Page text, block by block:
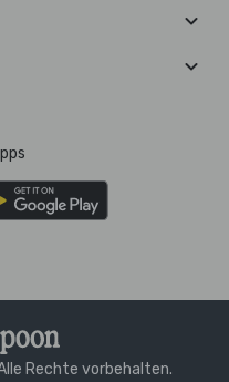
Rechte vorbehalten.